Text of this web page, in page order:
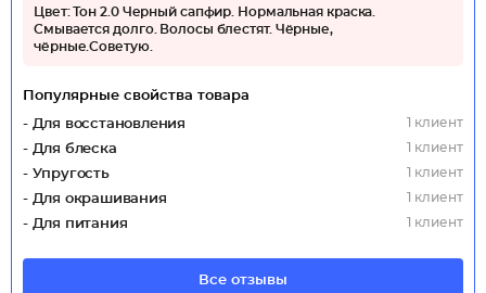
Цвет: Тон 2.0 Черный сапфир. Нормальная краска.
Смывается долго. Волосы блестят. Чёрные,
чёрные.Советую.
Популярные свойства товара
- Для восстановления
1 клиент
- Для блеска 1 клиент
- Упругость 1 клиент
- Для окрашивания 1 клиент
- Для питания 1 клиент
Все отзывы